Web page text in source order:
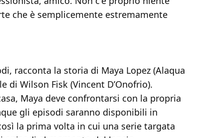
che è semplicemente estremamente
racconta la storia di Maya Lopez (Alaqua
di Wilson Fisk (Vincent D’Onofrio).
Maya deve confrontarsi con la propria
gli episodi saranno disponibili in
la prima volta in cui una serie targata